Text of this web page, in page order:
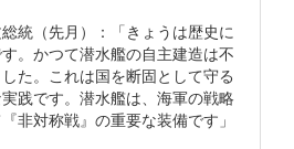
統（先月）：「きょうは歴史に
。かつて潜水艦の自主建造は不
た。これは国を断固として守る
践です。潜水艦は、海軍の戦略
非対称戦』の重要な装備です」